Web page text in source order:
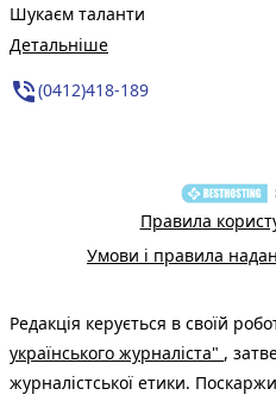
Шукаєм таланти
Детальніше
phone_in_talk(0412)418-189
Правила
Умови і правила
Редакція керується в своїй
українського журналіста" ,
журналістської етики.